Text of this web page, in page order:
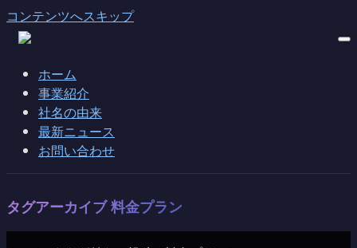
コンテンツへスキップ
ホーム
事業紹介
社名の由来
最新ニュース
お問い合わせ
タグアーカイブ料金プラン